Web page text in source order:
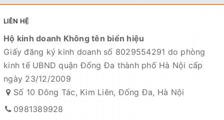
LIÊN HỆ
Hộ kinh doanh Không tên biển hiệu
Giấy đăng ký kinh doanh số 8029554291 do phòng
kinh tế UBND quận Đống Đa thành phố Hà Nội cấp
ngày 23/12/2009
Số 10 Đông Tác, Kim Liên, Đống Đa, Hà Nội
0981389928